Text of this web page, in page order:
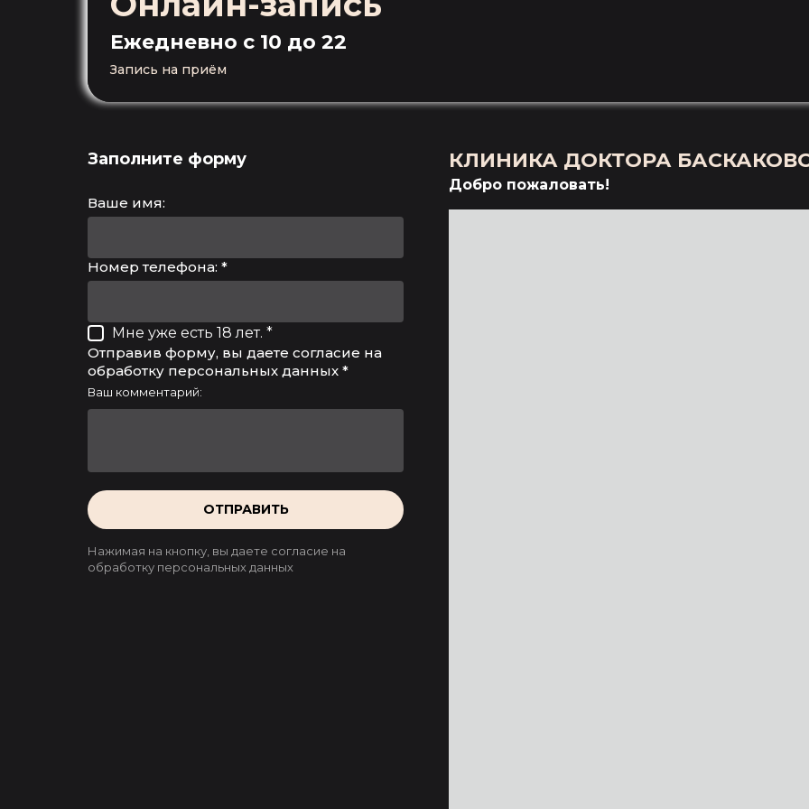
Ежедневно с 10 до 22
Запись на приём
Заполните форму
Ваше имя:
Номер телефона: *
Мне уже есть 18 лет. *
Отправив форму, вы даете согласие на
обработку персональных данных *
Ваш комментарий:
ОТПРАВИТЬ
Нажимая на кнопку, вы даете согласие на
обработку персональных данных
КЛИНИКА ДОКТОРА
Добро пожаловать!